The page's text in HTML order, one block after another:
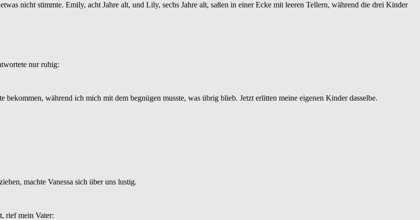
nicht stimmte. Emily, acht Jahre alt, und Lily, sechs Jahre alt, saßen in einer Ecke mit leeren Tellern, während die drei Kinder
nur ruhig:
bekommen, während ich mich mit dem begnügen musste, was übrig blieb. Jetzt erlitten meine eigenen Kinder dasselbe.
machte Vanessa sich über uns lustig.
rief mein Vater: